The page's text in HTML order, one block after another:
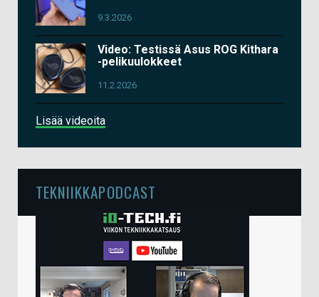
9.3.2026
Video: Testissä Asus ROG Kithara
-pelikuulokkeet
11.2.2026
Lisää videoita
TEKNIIKKAPODCAST